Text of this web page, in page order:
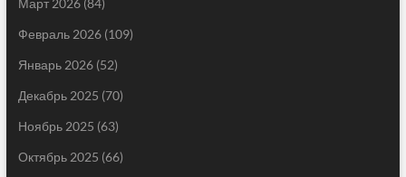
Март 2026(84)
Февраль 2026(109)
Январь 2026(52)
Декабрь 2025 (70)
Ноябрь 2025 (63)
Октябрь 2025 (66)